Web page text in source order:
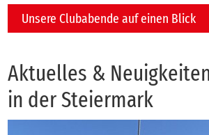
Unsere Clubabende auf einen Blick
Ak­tu­el­les &
in der Stei­er­mark